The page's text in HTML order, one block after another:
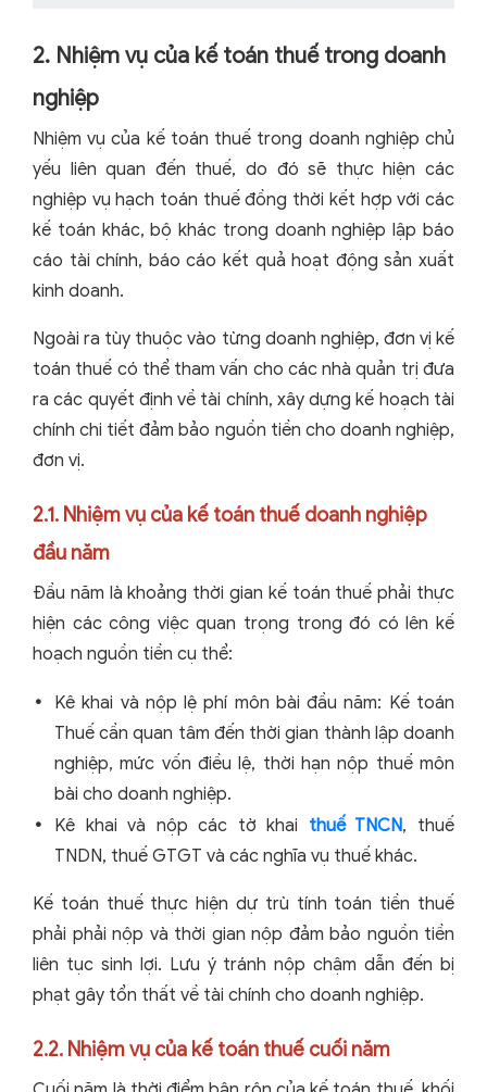
2. Nhiệm vụ của kế toán thuế trong doanh
nghiệp
Nhiệm vụ của kế toán thuế trong doanh nghiệp chủ
yếu liên quan đến thuế, do đó sẽ thực hiện các
nghiệp vụ hạch toán thuế đồng thời kết hợp với các
kế toán khác, bộ khác trong doanh nghiệp lập báo
cáo tài chính, báo cáo kết quả hoạt động sản xuất
kinh doanh.
Ngoài ra tùy thuộc vào từng doanh nghiệp, đơn vị kế
toán thuế có thể tham vấn cho các nhà quản trị đưa
ra các quyết định về tài chính, xây dựng kế hoạch tài
chính chi tiết đảm bảo nguồn tiền cho doanh nghiệp,
đơn vị.
2.1. Nhiệm vụ của kế toán thuế doanh nghiệp
đầu năm
Đầu năm là khoảng thời gian kế toán thuế phải thực
hiện các công việc quan trọng trong đó có lên kế
hoạch nguồn tiền cụ thể:
Kê khai và nộp lệ phí môn bài đầu năm: Kế toán
Thuế cần quan tâm đến thời gian thành lập doanh
nghiệp, mức vốn điều lệ, thời hạn nộp thuế môn
bài cho doanh nghiệp.
Kê khai và nộp các tờ khai thuế TNCN, thuế
TNDN, thuế GTGT và các nghĩa vụ thuế khác.
Kế toán thuế thực hiện dự trù tính toán tiền thuế
phải phải nộp và thời gian nộp đảm bảo nguồn tiền
liên tục sinh lợi. Lưu ý tránh nộp chậm dẫn đến bị
phạt gây tổn thất về tài chính cho doanh nghiệp.
2.2. Nhiệm vụ của kế toán thuế cuối năm